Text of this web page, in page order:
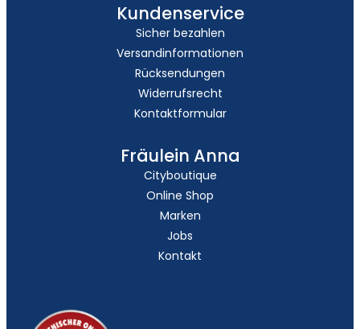
Kundenservice
Sicher bezahlen
Versandinformationen
Rücksendungen
Widerrufsrecht
Kontaktformular
Fräulein Anna
Cityboutique
Online Shop
Marken
Jobs
Kontakt